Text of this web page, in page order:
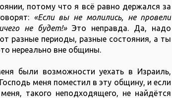
потому что я всё равно держался за
«Если вы не молились, не провели
не будет!»Это неправда. Да, надо
разные периоды, разные состояния, а ты
нереально вне общины.
были возможности уехать в Израиль,
меня поместил в эту общину, и если
такого неподходящего, не найдётся